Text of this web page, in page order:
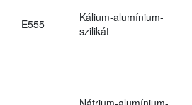
E555
Kálium-alumínium-
szilikát